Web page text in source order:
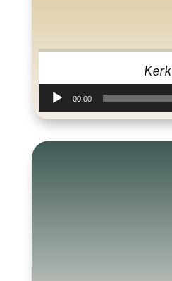
Kerk
Audiospeler
00:00